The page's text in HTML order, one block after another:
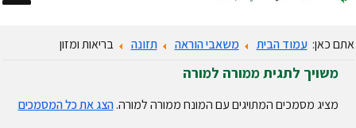
אתם כאן: עמוד הבית משאבי הוראה תזונה בריאות ומזון
משויך לתגית ממורה למורה
מציג מסמכים המתויגים עם המונח ממורה למורה.הצג את כל המסמכים